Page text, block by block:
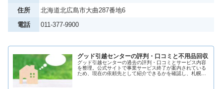
住所
北海道北広島市大曲287番地6
電話
011-377-9900
グッド引越センターの評判・口コミと不用品回収
グッド引越センターの過去の評判・口コミとサービス内容
を整理。公式サイトで事業サービス終了が案内されている
ため、現在の依頼先として紹介できるかを確認し、札幌の